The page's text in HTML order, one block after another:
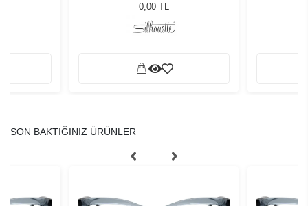
0,00 TL
SON BAKTIĞINIZ ÜRÜNLER